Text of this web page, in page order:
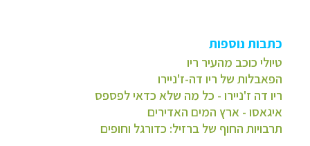
כתבות נוספות
טיולי כוכב מהעיר ריו
הפאבלות של ריו דה-ז'ניירו
ריו דה ז'ניירו - כל מה שלא כדאי לפספס
איגאסו - ארץ המים האדירים
תרבויות החוף של ברזיל: כדורגל וחופים